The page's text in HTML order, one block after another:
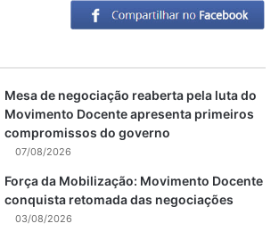
Mesa de negociação reaberta pela luta do
Movimento Docente apresenta primeiros
compromissos do governo
07/08/2026
Força da Mobilização: Movimento Docente
conquista retomada das negociações
03/08/2026